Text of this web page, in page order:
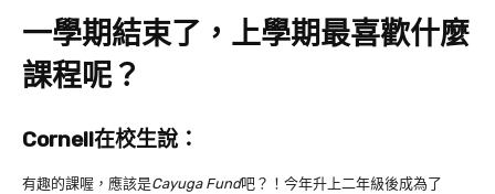
一學期結束了，上學期最喜歡什麼
課程呢？
Cornell在校生說：
有趣的課喔，應該是Cayuga Fund吧？！今年升上二年級後成為了